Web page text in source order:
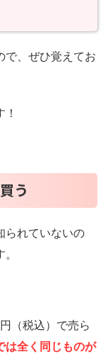
で、ぜひ覚えてお
う
られていないの
（税込）で売ら
は全く同じものが